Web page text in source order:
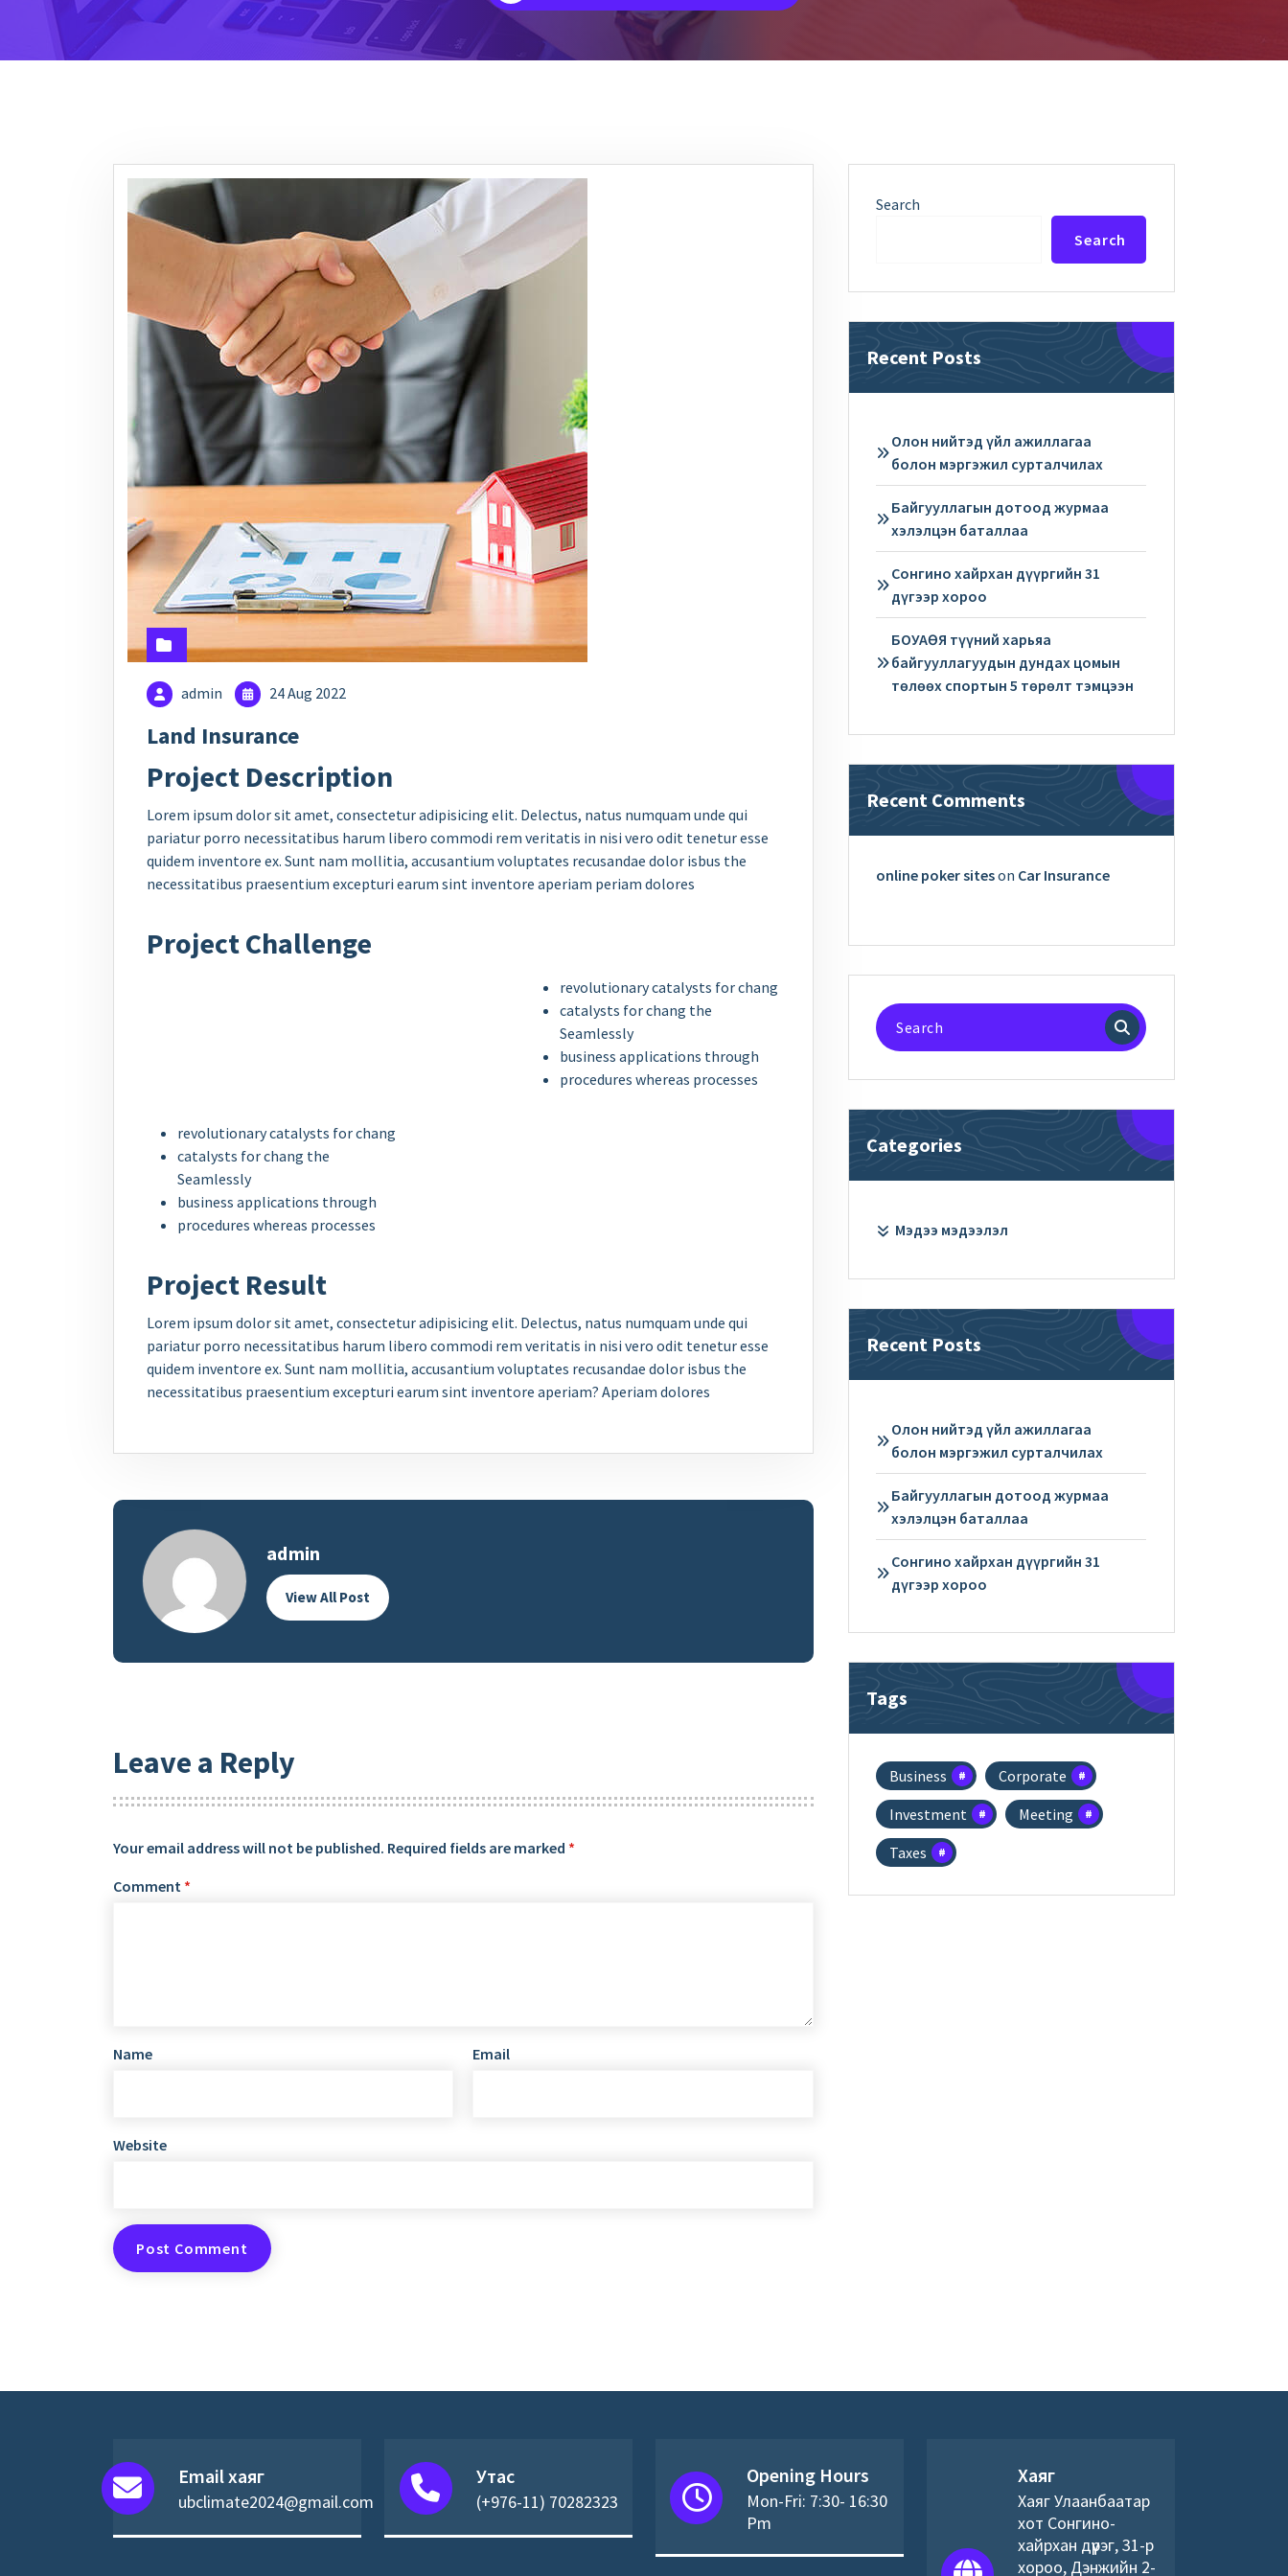
admin 24 Aug 2022
Land Insurance
Project Description
Lorem ipsum dolor sit amet, consectetur adipisicing elit. Delectus, natus numquam unde qui
pariatur porro necessitatibus harum libero commodi rem veritatis in nisi vero odit tenetur esse
quidem inventore ex. Sunt nam mollitia, accusantium voluptates recusandae dolor isbus the
necessitatibus praesentium excepturi earum sint inventore aperiam periam dolores
Project Challenge
revolutionary catalysts for chang
catalysts for chang the
Seamlessly
business applications through
procedures whereas processes
revolutionary catalysts for chang
catalysts for chang the
Seamlessly
business applications through
procedures whereas processes
Project Result
Lorem ipsum dolor sit amet, consectetur adipisicing elit. Delectus, natus numquam unde qui
pariatur porro necessitatibus harum libero commodi rem veritatis in nisi vero odit tenetur esse
quidem inventore ex. Sunt nam mollitia, accusantium voluptates recusandae dolor isbus the
necessitatibus praesentium excepturi earum sint inventore aperiam? Aperiam dolores
admin
View All Post
Leave a Reply
Your email address will not be published. Required fields are marked *
Comment *
Name Email
Website
Search
Search
Recent Posts
Олон нийтэд үйл ажиллагаа
болон мэргэжил сурталчилах
Байгууллагын дотоод журмаа
хэлэлцэн баталлаа
Сонгино хайрхан дүүргийн 31
дүгээр хороо
БОУАӨЯ түүний харьяа
байгууллагуудын дундах цомын
төлөөх спортын 5 төрөлт тэмцээн
Recent Comments
online poker siteson Car Insurance
Search
for:
Categories
Мэдээ мэдээлэл
Recent Posts
Олон нийтэд үйл ажиллагаа
болон мэргэжил сурталчилах
Байгууллагын дотоод журмаа
хэлэлцэн баталлаа
Сонгино хайрхан дүүргийн 31
дүгээр хороо
Tags
Business
Corporate
Investment
Meeting
Taxes
Email хаяг
ubclimate2024@gmail.com
Утас
(+976-11) 70282323
Opening Hours
Mon-Fri: 7:30- 16:30
Pm
Хаяг
Хаяг Улаанбаатар
хот Сонгино-
хайрхан дүүрэг, 31-р
хороо, Дэнжийн 2-